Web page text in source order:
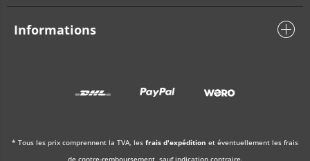
Informations
* Tous les prix comprennent la TVA, les frais d'expédition et éventuellement les frais